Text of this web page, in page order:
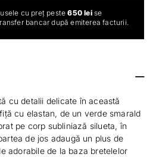
cu preț peste650 leise
bancar după emiterea facturii.
cu detalii delicate în această
cu elastan, de un verde smarald
pe corp subliniază silueta, în
de jos adaugă un plus de
adorabile de la baza bretelelor